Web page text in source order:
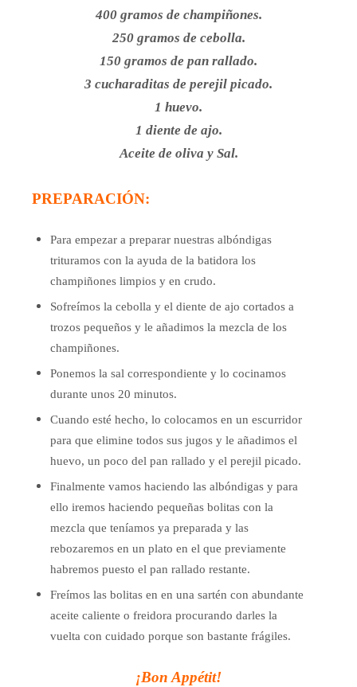
400 gramos de champiñones.
250 gramos de cebolla.
150 gramos de pan rallado.
3 cucharaditas de perejil picado.
1 huevo.
1 diente de ajo.
Aceite de oliva y Sal.
PREPARACIÓN:
Para empezar a preparar nuestras albóndigas
trituramos con la ayuda de la batidora los
champiñones limpios y en crudo.
Sofreímos la cebolla y el diente de ajo cortados a
trozos pequeños y le añadimos la mezcla de los
champiñones.
Ponemos la sal correspondiente y lo cocinamos
durante unos 20 minutos.
Cuando esté hecho, lo colocamos en un escurridor
para que elimine todos sus jugos y le añadimos el
huevo, un poco del pan rallado y el perejil picado.
Finalmente vamos haciendo las albóndigas y para
ello iremos haciendo pequeñas bolitas con la
mezcla que teníamos ya preparada y las
rebozaremos en un plato en el que previamente
habremos puesto el pan rallado restante.
Freímos las bolitas en en una sartén con abundante
aceite caliente o freidora procurando darles la
vuelta con cuidado porque son bastante frágiles.
¡Bon Appétit!